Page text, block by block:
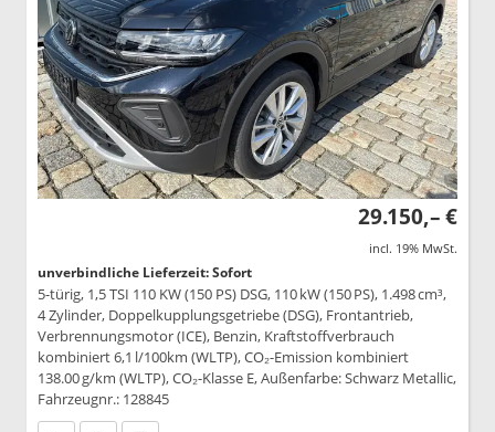
29.150,– €
incl. 19% MwSt.
unverbindliche Lieferzeit: Sofort
5-türig, 1,5 TSI 110 KW (150 PS) DSG, 110 kW (150 PS), 1.498 cm³,
4 Zylinder, Doppelkupplungsgetriebe (DSG), Frontantrieb,
Verbrennungsmotor (ICE), Benzin, Kraftstoffverbrauch
kombiniert 6,1 l/100km (WLTP), CO₂-Emission kombiniert
138.00 g/km (WLTP), CO₂-Klasse E, Außenfarbe: Schwarz Metallic,
Fahrzeugnr.: 128845